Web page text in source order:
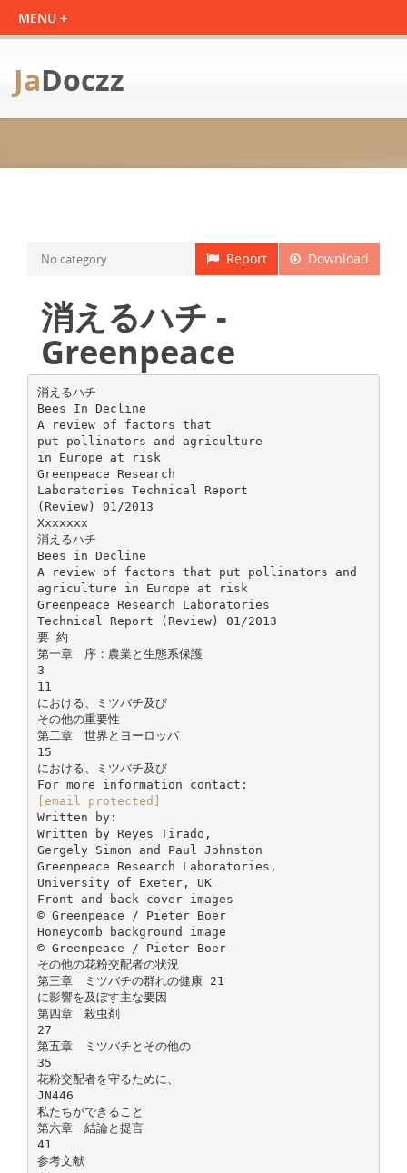
JaDoczz
Download
Report
No category
消えるハチ -
Greenpeace
消えるハチ
Bees In Decline
A review of factors that
put pollinators and agriculture
in Europe at risk
Greenpeace Research
Laboratories Technical Report
(Review) 01/2013
Xxxxxxx
消えるハチ
Bees in Decline
A review of factors that put pollinators and
agriculture in Europe at risk
Greenpeace Research Laboratories
Technical Report (Review) 01/2013
要 約
第一章 序：農業と生態系保護
3
11
における、ミツバチ及び
その他の重要性
第二章 世界とヨーロッパ
15
における、ミツバチ及び
[email protected]